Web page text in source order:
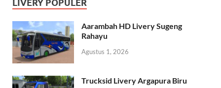
LIVERY POPULER
Aarambah HD Livery Sugeng
Rahayu
Agustus 1, 2026
Trucksid Livery Argapura Biru